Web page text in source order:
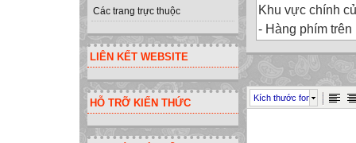
Các trang trực thuộc
LIÊN KẾT WEBSITE
HỖ TRỠ KIẾN THỨC
Khu vực chính
- Hàng phím trên
- Hàng phím
- Hàng phím
Đây là hàng
Kích thước font